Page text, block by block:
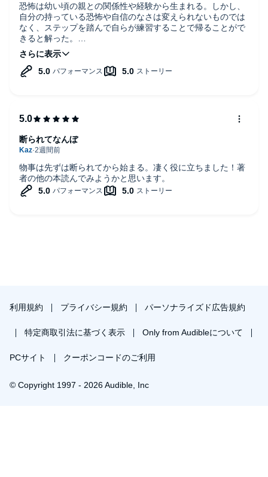
恐怖は幼い頃の親との関係性や経験から生まれる。しかし、
自分の持っている恐怖や自信のなさは変えられないものでは
なく、ステップを踏んで自らが練習することで帰ることがで
きると解った。
素晴らしく勇気が湧いてくる、どんな人にも読んでもらいた
い本だと思った。
物事は先ずは断られてから始まる。凄く役に立ちました！著
者の他の本読んでみようかと思います。
断られてなんぼ
利用規約 プライバシー規約 パーソナライズド広告規約
特定商取引法に基づく表示 Only from Audibleについて
PCサイト クーポンコードのご利用
© Copyright 1997 - 2026 Audible, Inc